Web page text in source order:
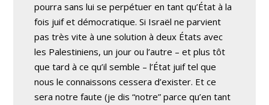
pourra sans lui se perpétuer en tant qu’État à la
fois juif et démocratique. Si Israël ne parvient
pas très vite à une solution à deux États avec
les Palestiniens, un jour ou l’autre – et plus tôt
que tard à ce qu’il semble – l’État juif tel que
nous le connaissons cessera d’exister. Et ce
sera notre faute (je dis “notre” parce qu’en tant